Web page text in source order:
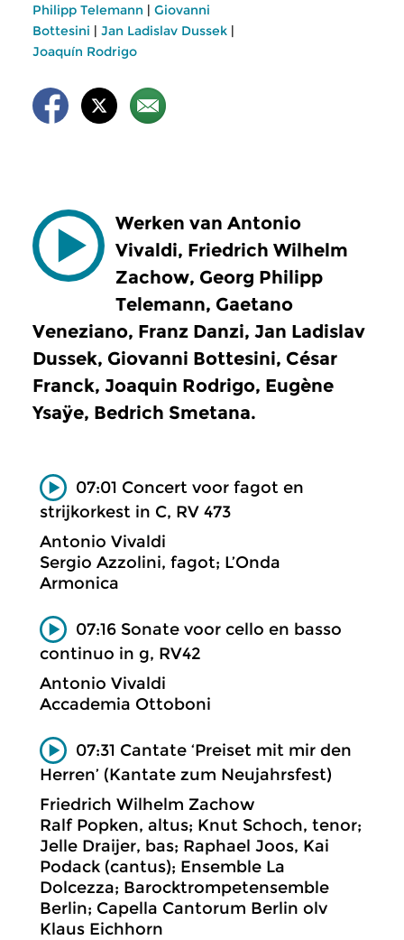
Philipp Telemann | Giovanni
Bottesini | Jan Ladislav Dussek |
Joaquín Rodrigo
Werken van Antonio
Vivaldi, Friedrich Wilhelm
Zachow, Georg Philipp
Telemann, Gaetano
Veneziano, Franz Danzi, Jan Ladislav
Dussek, Giovanni Bottesini, César
Franck, Joaquin Rodrigo, Eugène
Ysaÿe, Bedrich Smetana.
07:01 Concert voor fagot en
strijkorkest in C, RV 473
Antonio Vivaldi
Sergio Azzolini, fagot; L’Onda
Armonica
07:16 Sonate voor cello en basso
continuo in g, RV42
Antonio Vivaldi
Accademia Ottoboni
07:31 Cantate ‘Preiset mit mir den
Herren’ (Kantate zum Neujahrsfest)
Friedrich Wilhelm Zachow
Ralf Popken, altus; Knut Schoch, tenor;
Jelle Draijer, bas; Raphael Joos, Kai
Podack (cantus); Ensemble La
Dolcezza; Barocktrompetensemble
Berlin; Capella Cantorum Berlin olv
Klaus Eichhorn